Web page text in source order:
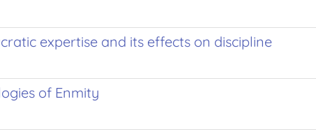
expertise and its effects on discipline
of Enmity